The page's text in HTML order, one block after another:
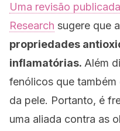
Uma revisão
Research sugere que a
propriedades
inflamatórias. Além
fenólicos que
da pele. Portanto, é
uma aliada contra as